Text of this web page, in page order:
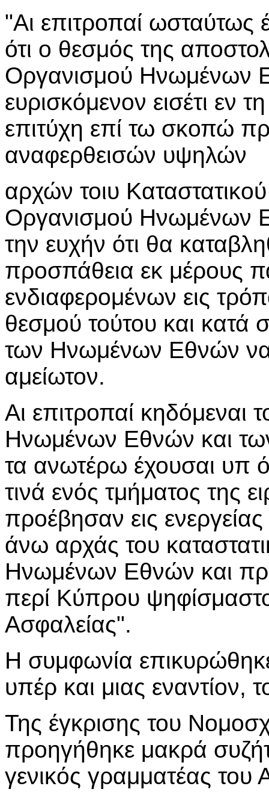
"Αι επιτροπαί ωσταύτως
ότι ο θεσμός της
Οργανισμού Ηνωμένων
ευρισκόμενον εισέτι εν
επιτύχη επί τω σκοπώ
αναφερθεισών υψηλών
αρχών τοιυ
Οργανισμού Ηνωμένων
την ευχήν ότι θα
προσπάθεια εκ μέρους
ενδιαφερομένων εις
θεσμού τούτου και κατά
των Ηνωμένων Εθνών να
αμείωτον.
Αι επιτροπαί κηδόμεναι
Ηνωμένων Εθνών και
τα ανωτέρω έχουσαι υπ
τινά ενός τμήματος της
προέβησαν εις
άνω αρχάς του
Ηνωμένων Εθνών και
περί Κύπρου
Ασφαλείας".
Η συμφωνία
υπέρ και μιας εναντίον,
Της έγκρισης του
προηγήθηκε μακρά
γενικός γραμματέας